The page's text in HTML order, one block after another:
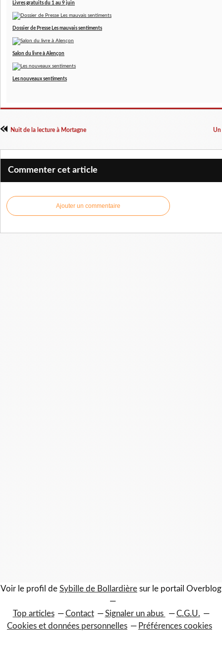
Livres gratuits du 1 au 9 juin
Dossier de Presse Les mauvais sentiments
Salon du livre à Alençon
Les nouveaux sentiments
Nuit de la lecture à Mortagne Un
Commenter cet article
Ajouter un commentaire
Voir le profil de Sybille de Bollardière sur le portail Overblog
Top articles Contact Signaler un abus
C.G.U.
Cookies et données personnelles
Préférences cookies